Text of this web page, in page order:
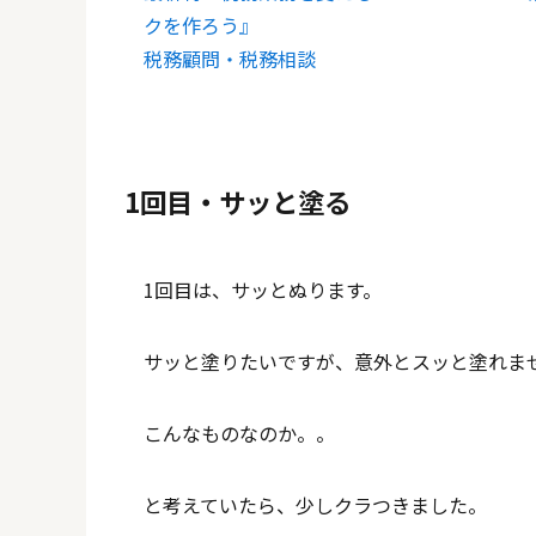
クを作ろう』
税務顧問・税務相談
1回目・サッと塗る
1回目は、サッとぬります。
サッと塗りたいですが、意外とスッと塗れま
こんなものなのか。。
と考えていたら、少しクラつきました。